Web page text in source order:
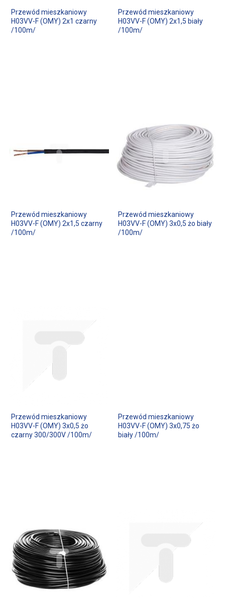
Przewód mieszkaniowy
H03VV-F (OMY) 2x1 czarny
/100m/
Przewód mieszkaniowy
H03VV-F (OMY) 2x1,5 biały
/100m/
Przewód mieszkaniowy
H03VV-F (OMY) 2x1,5 czarny
/100m/
Przewód mieszkaniowy
H03VV-F (OMY) 3x0,5 żo biały
/100m/
Przewód mieszkaniowy
H03VV-F (OMY) 3x0,5 żo
czarny 300/300V /100m/
Przewód mieszkaniowy
H03VV-F (OMY) 3x0,75 żo
biały /100m/